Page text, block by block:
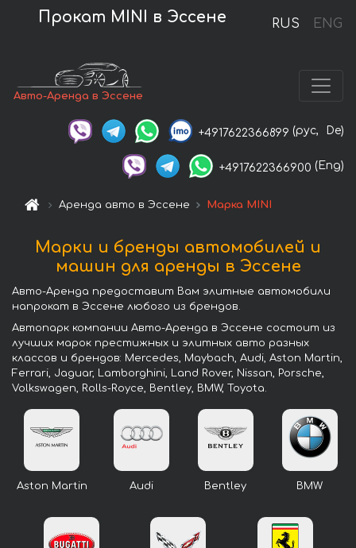
RUS ENG
Прокат MINI в Эссене
Авто-Аренда в Эссене
+4917622366899 (рус, De)
+4917622366900 (Eng)
Аренда авто в Эссене Марка MINI
Марки и бренды автомобилей и
машин для аренды в Эссене
Авто-Аренда предоставит Вам элитные автомобили
напрокат в Эссене любого из брендов.
Автопарк компании Авто-Аренда в Эссене состоит из
лучших марок престижных и элитных авто разных
классов и брендов: Mercedes, Maybach, Audi, Aston Martin,
Ferrari, Jaguar, Lamborghini, Land Rover, Nissan, Porsche,
Volkswagen, Rolls-Royce, Bentley, BMW, Toyota.
Aston Martin Audi Bentley BMW